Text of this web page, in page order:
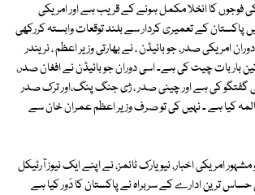
فوجوں کا انخلا مکمل ہونے کے قریب ہے اور امریکی
پاکستان کے تعمیری کردار سے بلند توقعات وابستہ کررکھی
امریکی صدر، جو بائیڈن ، نے بھارتی وزیر اعظم ، نریندر
بار بات چیت کی ہے۔ اسی دوران جو بائیڈن نے افغان صدر،
گفتگو کی ہے اور چینی صدر ، ژی جنگ پنگ،اور ترک صدر
کیا ہے ۔ نہیں کی تو صرف وزیر اعظم عمران خان سے
6جون2021ء کو مشہور امریکی اخبار، نیویارک ٹائمز، نے اپنے ایک نیوز آرٹیکل
ترین ادارے کے سربراہ نے پاکستان کا دَور کیا ہے